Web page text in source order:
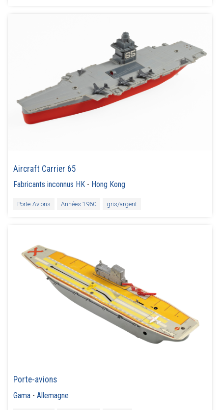
Aircraft Carrier 65
Fabricants inconnus HK - Hong Kong
Porte-Avions Années 1960 gris/argent
Porte-avions
Gama -Allemagne